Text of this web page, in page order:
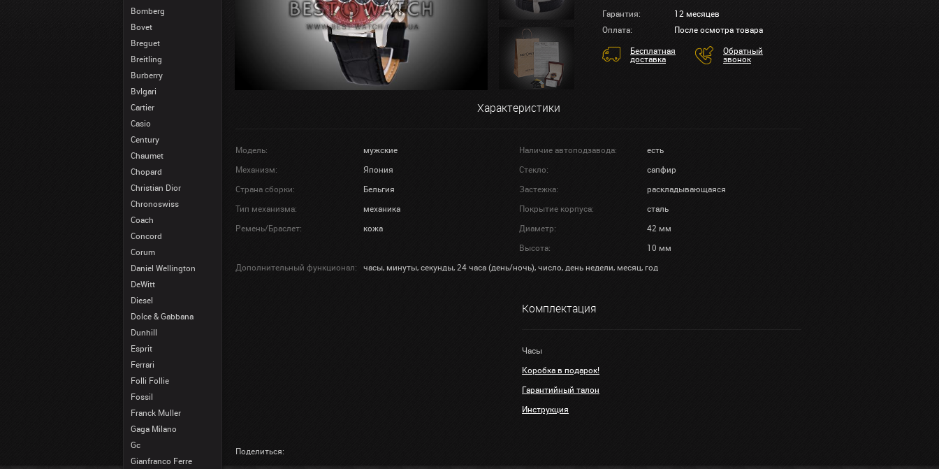
Bomberg
Bovet
Breguet
Breitling
Burberry
Bvlgari
Cartier
Casio
Century
Chaumet
Chopard
Christian Dior
Chronoswiss
Coach
Concord
Corum
Daniel Wellington
DeWitt
Diesel
Dolce & Gabbana
Dunhill
Esprit
Ferrari
Folli Follie
Fossil
Franck Muller
Gaga Milano
Gc
Gianfranco Ferre
Гарантия:
12 месяцев
Оплата:
После осмотра товара
Бесплатная
доставка
Обратный
звонок
Характеристики
Модель: мужские Наличие автоподзавода:
есть
Механизм:
Япония Стекло:
сапфир
Страна сборки:
Бельгия Застежка:
раскладывающаяся
Тип механизма:
механика Покрытие корпуса:
сталь
Ремень/Браслет:
кожа Диаметр:
42 мм
Высота:
10 мм
Дополнительный функционал:
часы, минуты, секунды, 24 часа (день/ночь), число, день недели, месяц, год
Комплектация
Часы
Коробка в подарок!
Гарантийный талон
Инструкция
Поделиться: